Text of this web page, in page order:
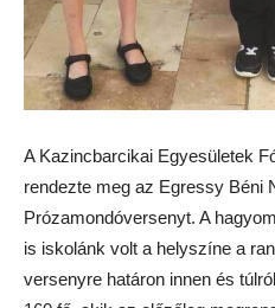
A Kazincbarcikai Egyesületek
rendezte meg az Egressy Béni
Prózamondóversenyt. A
is iskolánk volt a helyszíne a
versenyre határon innen és